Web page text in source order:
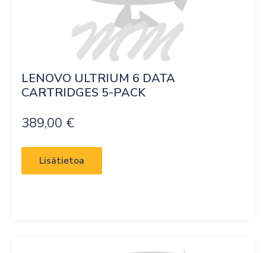
LENOVO ULTRIUM 6 DATA
CARTRIDGES 5-PACK
389,00 €
Lisätietoa